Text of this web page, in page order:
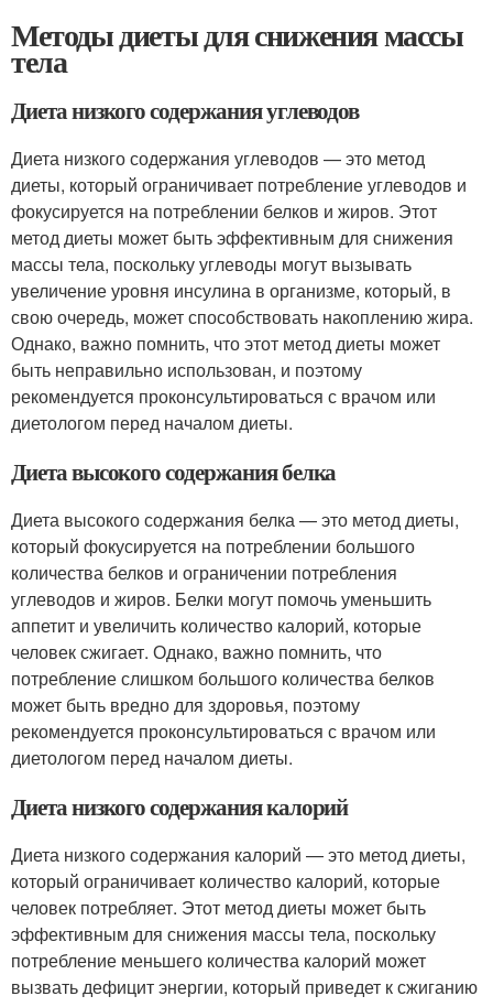
Методы диеты для снижения массы
тела
Диета низкого содержания углеводов
Диета низкого содержания углеводов — это метод
диеты, который ограничивает потребление углеводов и
фокусируется на потреблении белков и жиров. Этот
метод диеты может быть эффективным для снижения
массы тела, поскольку углеводы могут вызывать
увеличение уровня инсулина в организме, который, в
свою очередь, может способствовать накоплению жира.
Однако, важно помнить, что этот метод диеты может
быть неправильно использован, и поэтому
рекомендуется проконсультироваться с врачом или
диетологом перед началом диеты.
Диета высокого содержания белка
Диета высокого содержания белка — это метод диеты,
который фокусируется на потреблении большого
количества белков и ограничении потребления
углеводов и жиров. Белки могут помочь уменьшить
аппетит и увеличить количество калорий, которые
человек сжигает. Однако, важно помнить, что
потребление слишком большого количества белков
может быть вредно для здоровья, поэтому
рекомендуется проконсультироваться с врачом или
диетологом перед началом диеты.
Диета низкого содержания калорий
Диета низкого содержания калорий — это метод диеты,
который ограничивает количество калорий, которые
человек потребляет. Этот метод диеты может быть
эффективным для снижения массы тела, поскольку
потребление меньшего количества калорий может
вызвать дефицит энергии, который приведет к сжиганию